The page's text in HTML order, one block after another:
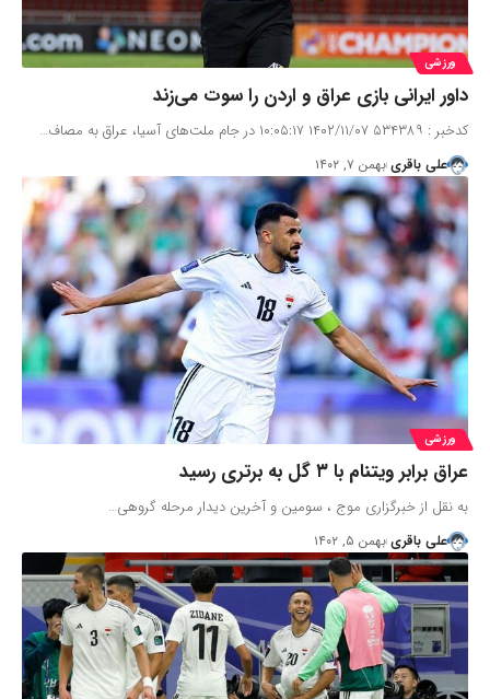
ورزشی
داور ایرانی بازی عراق و اردن را سوت می‌زند
کدخبر : ۵۳۴۳۸۹ ۱۴۰۲/۱۱/۰۷ ۱۰:۰۵:۱۷ در جام ملت‌های آسیا، عراق به مصاف…
علی باقری بهمن ۷, ۱۴۰۲
ورزشی
عراق برابر ویتنام با ۳ گل به برتری رسید
به نقل از خبرگزاری موج ، سومین و آخرین دیدار مرحله گروهی…
علی باقری بهمن ۵, ۱۴۰۲